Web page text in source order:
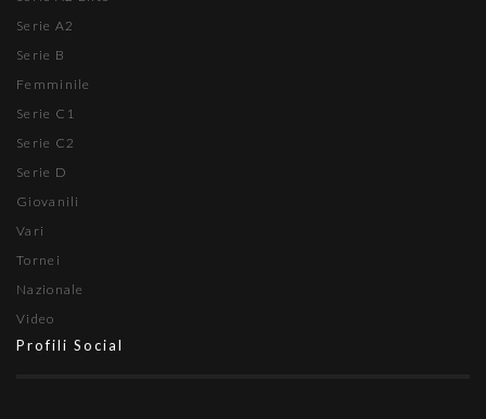
Serie A2
Serie B
Femminile
Serie C1
Serie C2
Serie D
Giovanili
Vari
Tornei
Nazionale
Video
Profili Social